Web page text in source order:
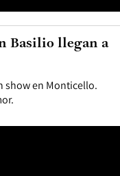
show en Monticello.
Basilio llegan a